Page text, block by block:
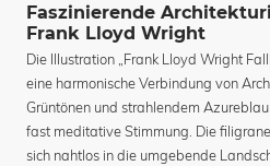
Faszinierende
Frank Lloyd Wright
Die Illustration „Frank Lloyd Wright
eine harmonische Verbindung von
Grüntönen und strahlendem
fast meditative Stimmung. Die
sich nahtlos in die umgebende